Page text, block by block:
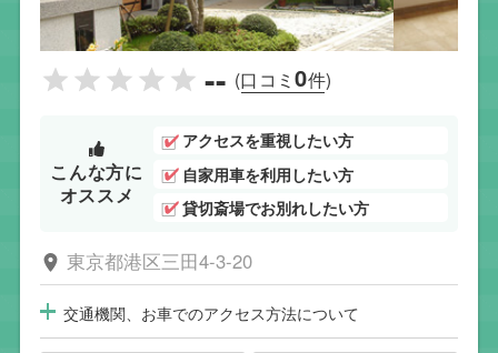
-- (口コミ0件)
こんな方に
オススメ
アクセスを重視したい方
自家用車を利用したい方
貸切斎場でお別れしたい方
東京都港区三田4-3-20
交通機関、お車でのアクセス方法について